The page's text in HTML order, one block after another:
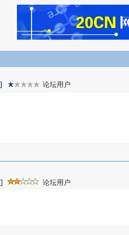
论坛用户
论坛用户